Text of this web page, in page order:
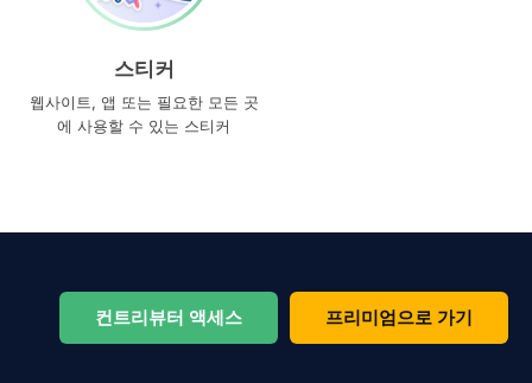
스티커
웹사이트, 앱 또는 필요한 모든 곳
에 사용할 수 있는 스티커
컨트리뷰터 액세스 프리미엄으로 가기